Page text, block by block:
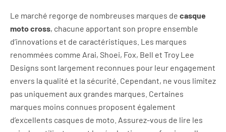
Le marché regorge de nombreuses marques de casque
moto cross, chacune apportant son propre ensemble
d’innovations et de caractéristiques. Les marques
renommées comme Arai, Shoei, Fox, Bell et Troy Lee
Designs sont largement reconnues pour leur engagement
envers la qualité et la sécurité. Cependant, ne vous limitez
pas uniquement aux grandes marques. Certaines
marques moins connues proposent également
d’excellents casques de moto. Assurez-vous de lire les